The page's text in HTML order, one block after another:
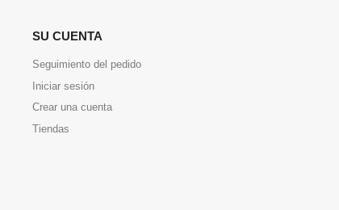
SU CUENTA
Seguimiento del pedido
Iniciar sesión
Crear una cuenta
Tiendas